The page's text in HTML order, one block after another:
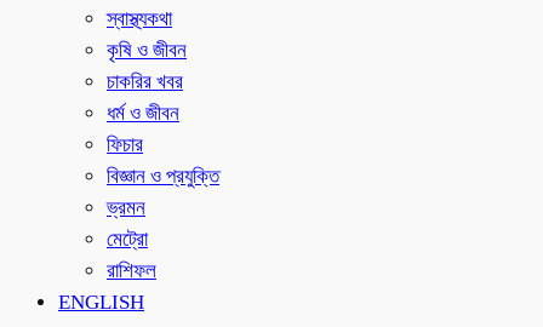
স্বাস্থ্যকথা
কৃষি ও জীবন
চাকরির খবর
ধর্ম ও জীবন
ফিচার
বিজ্ঞান ও প্রযুক্তি
ভ্রমন
মেট্রো
রাশিফল
ENGLISH